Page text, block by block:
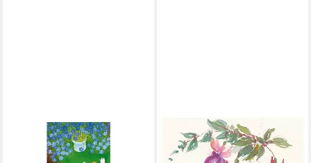
STADLER
Wandkalender Bruno Epple
Geburtstagskalender
Geburtstagskalender
Blütenzauber